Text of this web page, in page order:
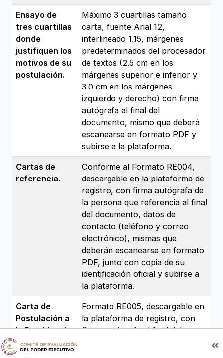
Ensayo de
tres cuartillas
donde
justifiquen los
motivos de su
postulación.
Máximo 3 cuartillas tamaño
carta, fuente Arial 12,
interlineado 1.15, márgenes
predeterminados del procesador
de textos (2.5 cm en los
márgenes superior e inferior y
3.0 cm en los márgenes
izquierdo y derecho) con firma
autógrafa al final del
documento, mismo que deberá
escanearse en formato PDF y
subirse a la plataforma.
Cartas de
referencia.
Conforme al Formato RE004,
descargable en la plataforma de
registro, con firma autógrafa de
la persona que referencia al final
del documento, datos de
contacto (teléfono y correo
electrónico), mismas que
deberán escanearse en formato
PDF, junto con copia de su
identificación oficial y subirse a
la plataforma.
Carta de
Postulación a
la Presidencia
del Tribunal
Superior de
Formato RE005, descargable en
la plataforma de registro, con
firma autógrafa al final del